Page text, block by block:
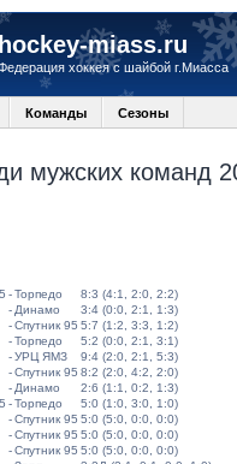
hockey-miass.ru
хоккея с шайбой г.Миасса
Команды Сезоны
мужских команд
-Торпедо
8:3 (4:1, 2:0, 2:2)
- Динамо
3:4 (0:0, 2:1, 1:3)
-Спутник 95 5:7 (1:2, 3:3, 1:2)
-Торпедо
5:2 (0:0, 2:1, 3:1)
-УРЦ ЯМЗ
9:4 (2:0, 2:1, 5:3)
-Спутник 95 8:2 (2:0, 4:2, 2:0)
- Динамо
2:6 (1:1, 0:2, 1:3)
-Торпедо
5:0 (1:0, 3:0, 1:0)
-Спутник 95 5:0 (5:0, 0:0, 0:0)
-Спутник 95 5:0 (5:0, 0:0, 0:0)
-Спутник 95 5:0 (5:0, 0:0, 0:0)